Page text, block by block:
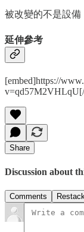
被改變的不是設備
延伸參考
[embed]https://
Share
Discussion about
Comments